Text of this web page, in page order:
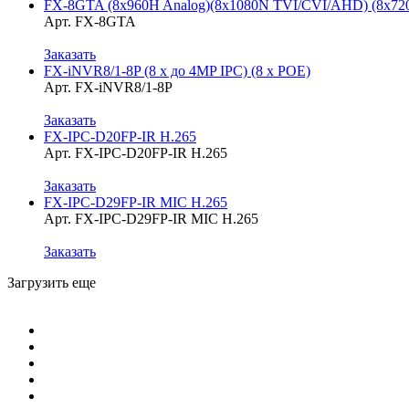
FX-8GTA (8x960H Analog)(8x1080N TVI/CVI/AHD)
Арт. FX-8GTA
Заказать
FX-iNVR8/1-8P (8 x до 4MP IPC) (8 x POE)
Арт. FX-iNVR8/1-8P
Заказать
FX-IPC-D20FP-IR H.265
Арт. FX-IPC-D20FP-IR H.265
Заказать
FX-IPC-D29FP-IR MIC H.265
Арт. FX-IPC-D29FP-IR MIC H.265
Заказать
Загрузить еще